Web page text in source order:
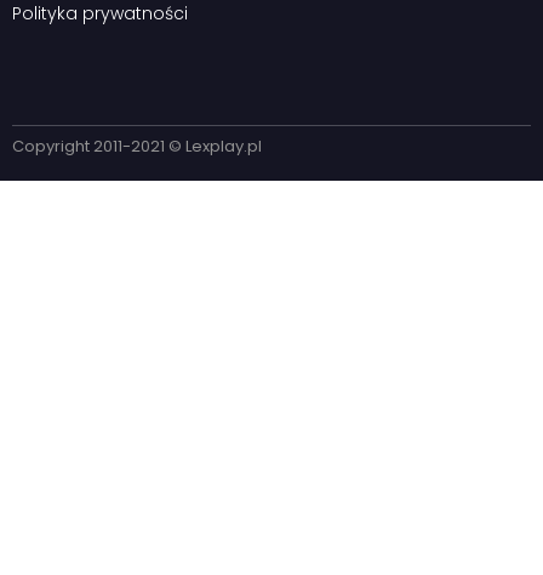
Polityka prywatności
Copyright 2011-2021 © Lexplay.pl​